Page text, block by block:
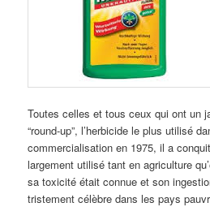
Toutes celles et tous ceux qui ont un
“round-up”, l’herbicide le plus utilisé
commercialisation en 1975, il a
largement utilisé tant en agriculture
sa toxicité était connue et son
tristement célèbre dans les pays